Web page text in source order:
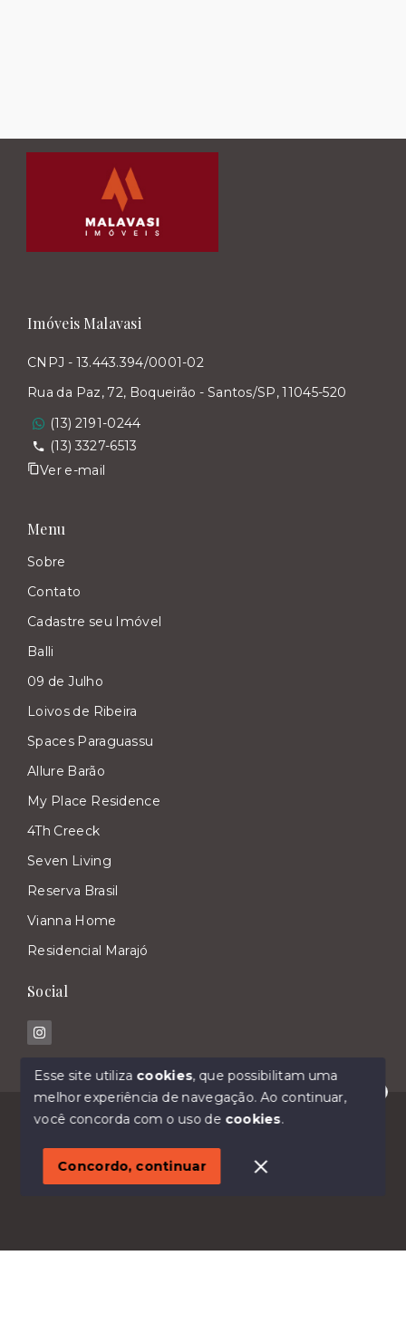
Olá! Estamos disponíveis para te ajudar.
Imóveis Malavasi
CNPJ - 13.443.394/0001-02
Rua da Paz, 72, Boqueirão - Santos/SP, 11045-520
(13) 2191-0244
(13) 3327-6513
Ver e-mail
Menu
Sobre
Contato
Cadastre seu Imóvel
Balli
09 de Julho
Loivos de Ribeira
Spaces Paraguassu
Allure Barão
My Place Residence
4Th Creeck
Seven Living
Reserva Brasil
Vianna Home
Residencial Marajó
Social
© Copyright 2026 - Imóveis Malavasi - Todos os
SITE PARA IMOBILIARIA
Esse site utiliza cookies, que possibilitam uma
melhor experiência de navegação.Ao continuar,
você concorda com o uso de cookies.
Concordo, continuar